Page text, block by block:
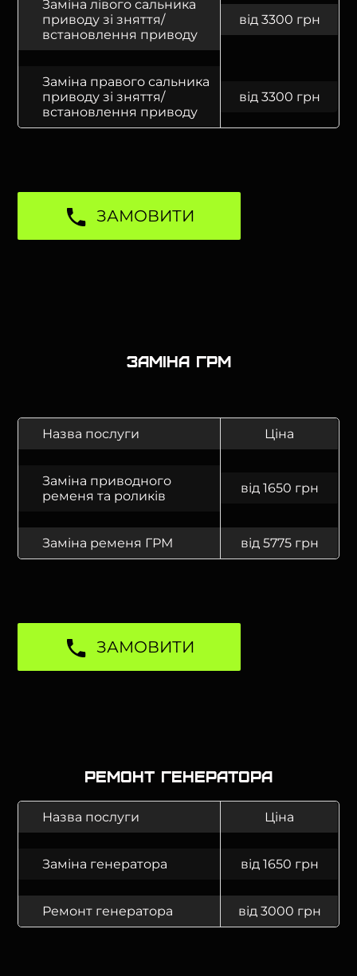
Заміна лівого сальника
приводу зі зняття/
встановлення приводу
від 3300 грн
Заміна правого сальника
приводу зі зняття/
встановлення приводу
від 3300 грн
ЗАМОВИТИ
Заміна ГРМ
Назва послуги Ціна
Заміна приводного
ременя та роликів
від 1650 грн
Заміна ременя ГРМ від 5775 грн
ЗАМОВИТИ
Ремонт генератора
Назва послуги Ціна
Заміна генератора від 1650 грн
Ремонт генератора від 3000 грн